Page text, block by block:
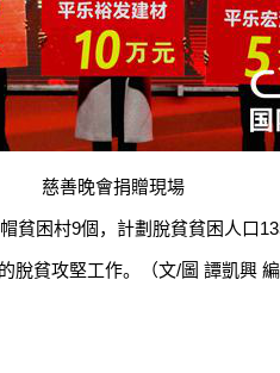
慈善晚會捐贈現場
困村9個，計劃脫貧貧困人口
脫貧攻堅工作。（文/圖 譚凱興 編